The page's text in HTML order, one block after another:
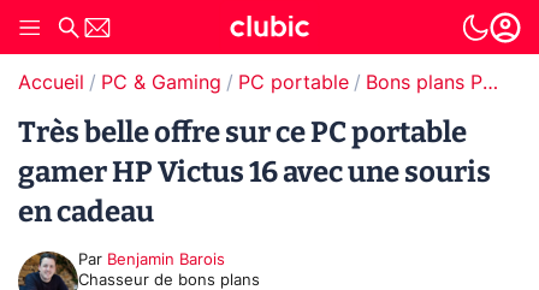
Accueil PC & Gaming PC portable Bons plans PC portable
Très belle offre sur ce PC portable
gamer HP Victus 16 avec une souris
en cadeau
Par Benjamin Barois
Chasseur de bons plans